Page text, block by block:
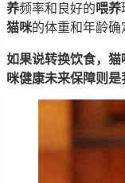
养频率和良好的喂养
猫咪的体重和年龄确
如果说转换饮食，
咪健康未来保障则是